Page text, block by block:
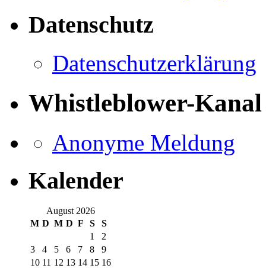
Datenschutz
Datenschutzerklärung
Whistleblower-Kanal
Anonyme Meldung
Kalender
August 2026
M D M D F S
S
1
2
3
4 5 6 7 8
9
10 11 12 13 14 15 16